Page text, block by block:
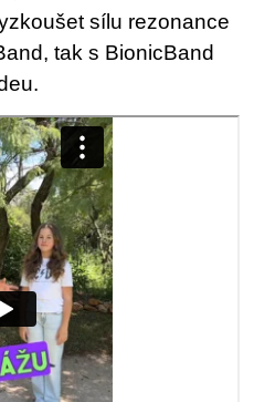
sílu rezonance
tak s BionicBand